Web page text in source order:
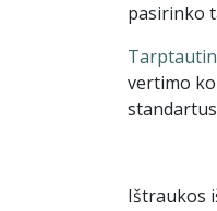
pasirinko
vertimo
Ištraukos